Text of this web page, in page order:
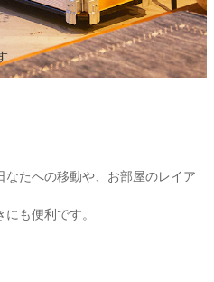
たへの移動や、お部屋のレイア
も便利です。